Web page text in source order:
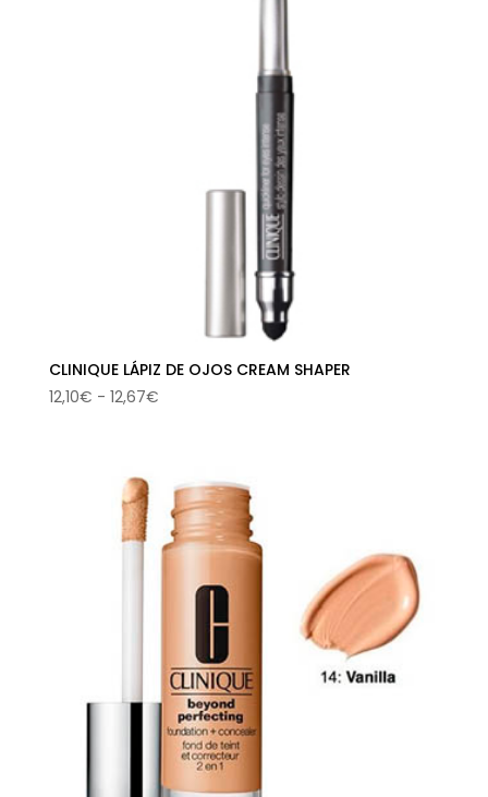
CLINIQUE LÁPIZ DE OJOS CREAM SHAPER
12,10€ - 12,67€Rango
12,10€
hasta
12,67€